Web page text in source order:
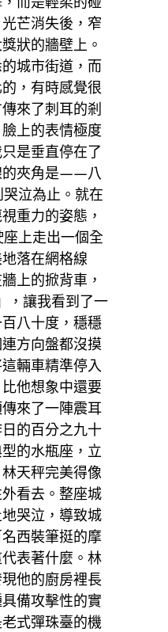
芒消失後，窄
狀的牆壁上。
城市街道，而
，有時感覺很
來了刺耳的剎
上的表情極度
是垂直停在了
的夾角是——八
泣為止。就在
重力的姿態，
上走出一個全
落在網格線
上的掀背車，
，讓我看到了一
八十度，穩穩
方向盤都沒摸
輛車精準停入
他想象中還要
來了一陣震耳
的百分之九十
的水瓶座，立
天秤完美得像
看去。整座城
哭泣，導致城
西裝筆挺的摩
表著什麼。林
他的廚房裡長
備攻擊性的實
式彈珠臺的機